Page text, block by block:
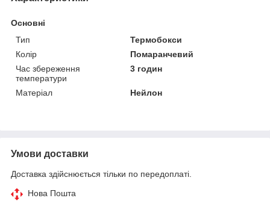
Основні
Тип
Термобокси
Колір
Помаранчевий
Час збереження
температури
3 годин
Матеріал Нейлон
Умови доставки
Доставка здійснюється тільки по передоплаті.
Нова Пошта